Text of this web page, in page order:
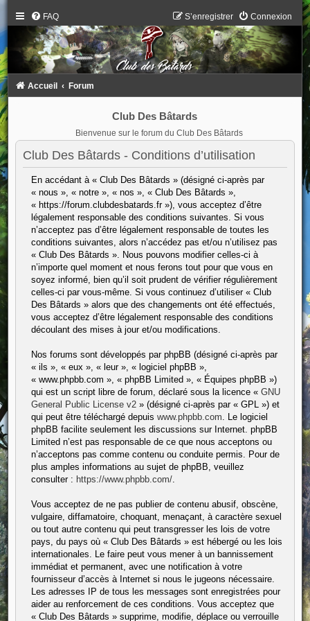
FAQ Connexion
S’enregistrer
Accueil Forum
Club Des Bâtards
Bienvenue sur le forum du Club Des Bâtards
Club Des Bâtards - Conditions d’utilisation
En accédant à « Club Des Bâtards » (désigné ci-après par
« nous », « notre », « nos », « Club Des Bâtards »,
« https://forum.clubdesbatards.fr »), vous acceptez d’être
légalement responsable des conditions suivantes. Si vous
n’acceptez pas d’être légalement responsable de toutes les
conditions suivantes, alors n’accédez pas et/ou n’utilisez pas
« Club Des Bâtards ». Nous pouvons modifier celles-ci à
n’importe quel moment et nous ferons tout pour que vous en
soyez informé, bien qu’il soit prudent de vérifier régulièrement
celles-ci par vous-même. Si vous continuez d’utiliser « Club
Des Bâtards » alors que des changements ont été effectués,
vous acceptez d’être légalement responsable des conditions
découlant des mises à jour et/ou modifications.
Nos forums sont développés par phpBB (désigné ci-après par
« ils », « eux », « leur », « logiciel phpBB »,
« www.phpbb.com », « phpBB Limited », « Équipes phpBB »)
qui est un script libre de forum, déclaré sous la licence « GNU
General Public License v2» (désigné ci-après par « GPL ») et
qui peut être téléchargé depuis www.phpbb.com . Le logiciel
phpBB facilite seulement les discussions sur Internet. phpBB
Limited n’est pas responsable de ce que nous acceptons ou
n’acceptons pas comme contenu ou conduite permis. Pour de
plus amples informations au sujet de phpBB, veuillez
consulter : https://www.phpbb.com/.
Vous acceptez de ne pas publier de contenu abusif, obscène,
vulgaire, diffamatoire, choquant, menaçant, à caractère sexuel
ou tout autre contenu qui peut transgresser les lois de votre
pays, du pays où « Club Des Bâtards » est hébergé ou les lois
internationales. Le faire peut vous mener à un bannissement
immédiat et permanent, avec une notification à votre
fournisseur d’accès à Internet si nous le jugeons nécessaire.
Les adresses IP de tous les messages sont enregistrées pour
aider au renforcement de ces conditions. Vous acceptez que
« Club Des Bâtards » supprime, modifie, déplace ou verrouille